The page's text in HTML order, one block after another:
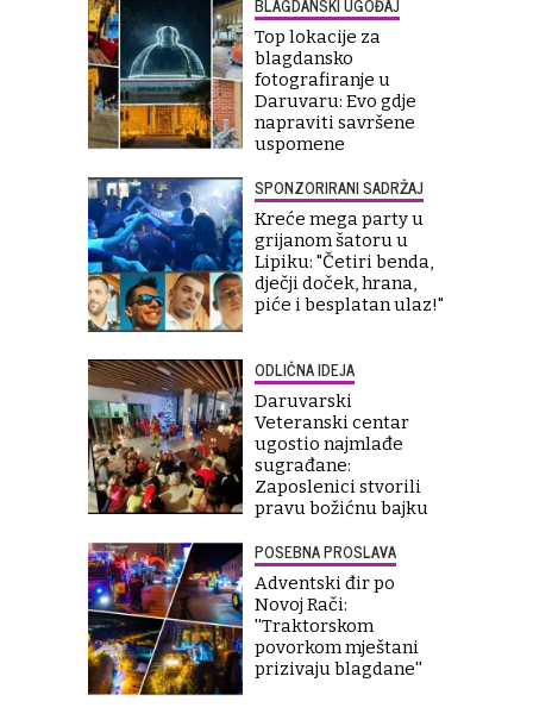
BLAGDANSKI UGOĐAJ
Top lokacije za
blagdansko
fotografiranje u
Daruvaru: Evo gdje
napraviti savršene
uspomene
SPONZORIRANI SADRŽAJ
Kreće mega party u
grijanom šatoru u
Lipiku: "Četiri benda,
dječji doček, hrana,
piće i besplatan ulaz!"
ODLIČNA IDEJA
Daruvarski
Veteranski centar
ugostio najmlađe
sugrađane:
Zaposlenici stvorili
pravu božićnu bajku
POSEBNA PROSLAVA
Adventski đir po
Novoj Rači:
''Traktorskom
povorkom mještani
prizivaju blagdane''